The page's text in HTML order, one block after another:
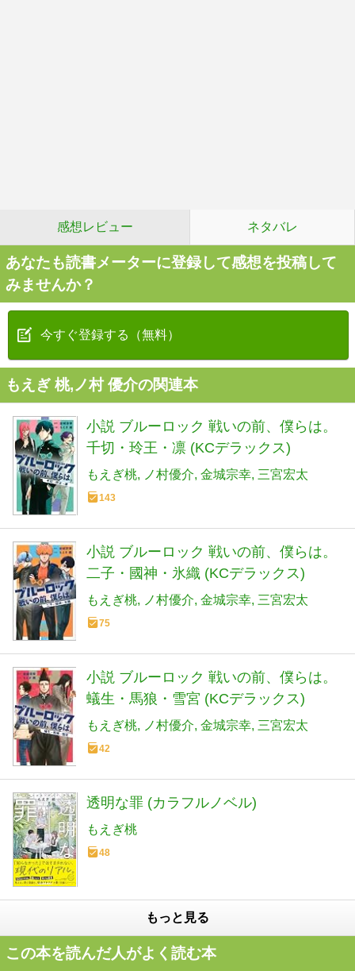
感想レビュー ネタバレ
あなたも読書メーターに登録して感想を投稿して
みませんか？
今すぐ登録する（無料）
もえぎ 桃,ノ村 優介の関連本
小説 ブルーロック 戦いの前、僕らは。
千切・玲王・凛 (KCデラックス)
もえぎ桃 ノ村優介 金城宗幸 三宮宏太
143
小説 ブルーロック 戦いの前、僕らは。
二子・國神・氷織 (KCデラックス)
もえぎ桃 ノ村優介 金城宗幸 三宮宏太
75
小説 ブルーロック 戦いの前、僕らは。
蟻生・馬狼・雪宮 (KCデラックス)
もえぎ桃 ノ村優介 金城宗幸 三宮宏太
42
透明な罪 (カラフルノベル)
もえぎ桃
48
もっと見る
この本を読んだ人がよく読む本